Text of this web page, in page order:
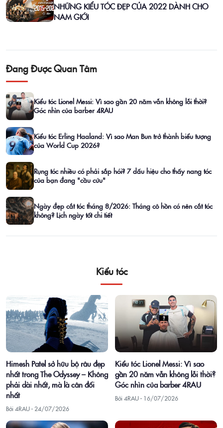
NHỮNG KIỂU TÓC ĐẸP CỦA 2022 DÀNH CHO
NAM GIỚI
Đang Được Quan Tâm
Kiểu tóc Lionel Messi: Vì sao gần 20 năm vẫn không lỗi thời?
Góc nhìn của barber 4RAU
Kiểu tóc Erling Haaland: Vì sao Man Bun trở thành biểu tượng
của World Cup 2026?
Rụng tóc nhiều có phải sắp hói? 7 dấu hiệu cho thấy nang tóc
của bạn đang "cầu cứu"
Ngày đẹp cắt tóc tháng 8/2026: Tháng cô hồn có nên cắt tóc
không? Lịch ngày tốt chi tiết
Kiểu tóc
Himesh Patel sở hữu bộ râu đẹp
nhất trong The Odyssey – Không
phải dài nhất, mà là cân đối
nhất
Bởi 4RAU · 24/07/2026
Kiểu tóc Lionel Messi: Vì sao
gần 20 năm vẫn không lỗi thời?
Góc nhìn của barber 4RAU
Bởi 4RAU · 16/07/2026